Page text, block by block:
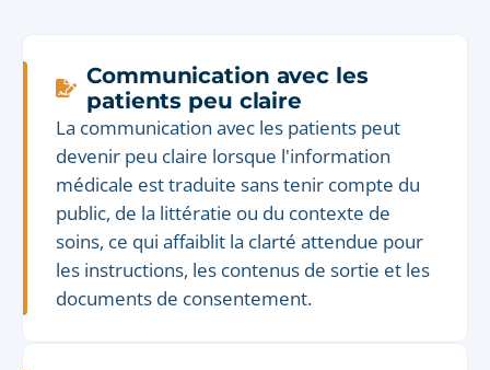
Communication avec les
patients peu claire
La communication avec les patients peut
devenir peu claire lorsque l'information
médicale est traduite sans tenir compte du
public, de la littératie ou du contexte de
soins, ce qui affaiblit la clarté attendue pour
les instructions, les contenus de sortie et les
documents de consentement.